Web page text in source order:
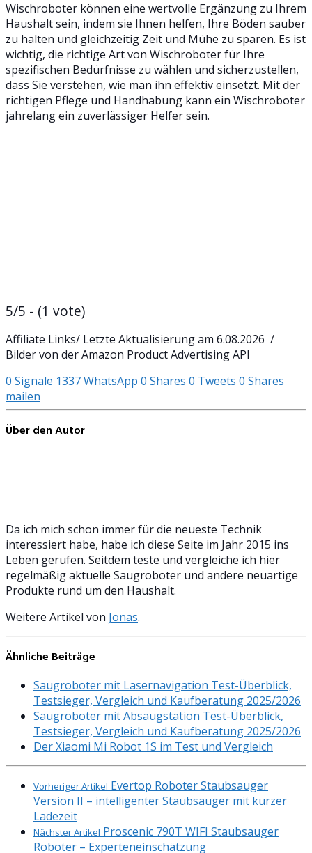
Wischroboter können eine wertvolle Ergänzung zu Ihrem
Haushalt sein, indem sie Ihnen helfen, Ihre Böden sauber
zu halten und gleichzeitig Zeit und Mühe zu sparen. Es ist
wichtig, die richtige Art von Wischroboter für Ihre
spezifischen Bedürfnisse zu wählen und sicherzustellen,
dass Sie verstehen, wie man ihn effektiv einsetzt. Mit der
richtigen Pflege und Handhabung kann ein Wischroboter
jahrelang ein zuverlässiger Helfer sein.
5/5 - (1 vote)
Affiliate Links/ Letzte Aktualisierung am 6.08.2026 /
Bilder von der Amazon Product Advertising API
0 Signale 1337WhatsApp 0 Shares 0 Tweets 0 Shares
mailen
Über den Autor
Da ich mich schon immer für die neueste Technik
interessiert habe, habe ich diese Seite im Jahr 2015 ins
Leben gerufen. Seitdem teste und vergleiche ich hier
regelmäßig aktuelle Saugroboter und andere neuartige
Produkte rund um den Haushalt.
Weitere Artikel von Jonas.
Ähnliche Beiträge
Saugroboter mit Lasernavigation Test-Überblick,
Testsieger, Vergleich und Kaufberatung 2025/2026
Saugroboter mit Absaugstation Test-Überblick,
Testsieger, Vergleich und Kaufberatung 2025/2026
Der Xiaomi Mi Robot 1S im Test und Vergleich
Vorheriger Artikel Evertop Roboter Staubsauger
Version II – intelligenter Staubsauger mit kurzer
Ladezeit
Nächster Artikel Proscenic 790T WIFI Staubsauger
Roboter – Experteneinschätzung